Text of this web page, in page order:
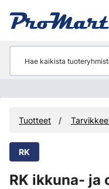
Tuotteet
RK
RK ikkuna- ja